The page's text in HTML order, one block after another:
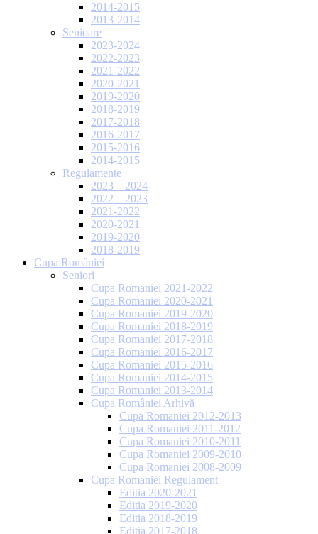
2014-2015
2013-2014
Senioare
2023-2024
2022-2023
2021-2022
2020-2021
2019-2020
2018-2019
2017-2018
2016-2017
2015-2016
2014-2015
Regulamente
2023 – 2024
2022 – 2023
2021-2022
2020-2021
2019-2020
2018-2019
Cupa României
Seniori
Cupa Romaniei 2021-2022
Cupa Romaniei 2020-2021
Cupa Romaniei 2019-2020
Cupa Romaniei 2018-2019
Cupa Romaniei 2017-2018
Cupa Romaniei 2016-2017
Cupa Romaniei 2015-2016
Cupa Romaniei 2014-2015
Cupa Romaniei 2013-2014
Cupa României Arhivă
Cupa Romaniei 2012-2013
Cupa Romaniei 2011-2012
Cupa Romaniei 2010-2011
Cupa Romaniei 2009-2010
Cupa Romaniei 2008-2009
Cupa Romaniei Regulament
Editia 2020-2021
Editia 2019-2020
Editia 2018-2019
Editia 2017-2018